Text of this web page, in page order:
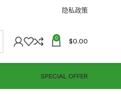
隐私政策
0 $0.00
SPECIAL OFFER